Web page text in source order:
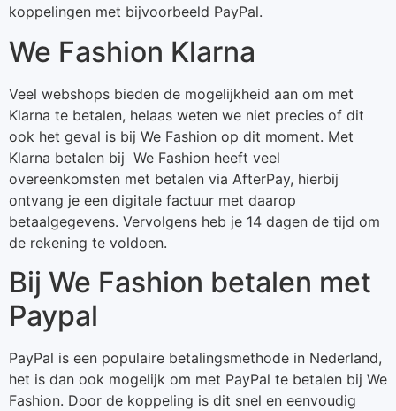
koppelingen met bijvoorbeeld PayPal.
We Fashion Klarna
Veel webshops bieden de mogelijkheid aan om met
Klarna te betalen, helaas weten we niet precies of dit
ook het geval is bij We Fashion op dit moment. Met
Klarna betalen bij We Fashion heeft veel
overeenkomsten met betalen via AfterPay, hierbij
ontvang je een digitale factuur met daarop
betaalgegevens. Vervolgens heb je 14 dagen de tijd om
de rekening te voldoen.
Bij We Fashion betalen met
Paypal
PayPal is een populaire betalingsmethode in Nederland,
het is dan ook mogelijk om met PayPal te betalen bij We
Fashion. Door de koppeling is dit snel en eenvoudig